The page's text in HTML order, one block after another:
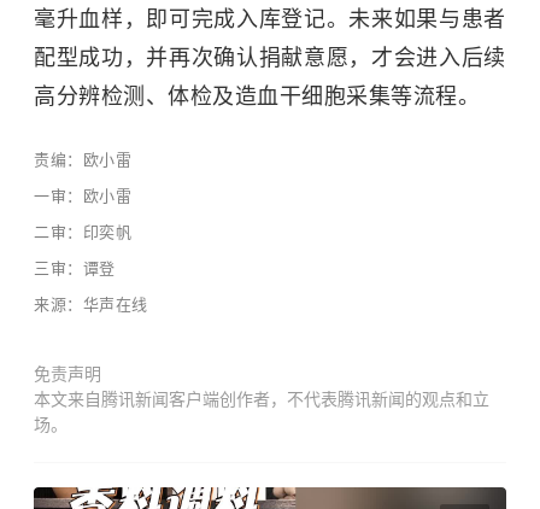
毫升血样，即可完成入库登记。未来如果与患者
配型成功，并再次确认捐献意愿，才会进入后续
高分辨检测、体检及造血干细胞采集等流程。
责编：欧小雷
一审：欧小雷
二审：印奕帆
三审：谭登
来源：华声在线
免责声明
本文来自腾讯新闻客户端创作者，不代表腾讯新闻的观点和立
场。